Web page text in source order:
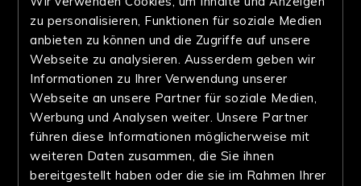
zu personalisieren, Funktionen für soziale Medien
anbieten zu können und die Zugriffe auf unsere
Webseite zu analysieren. Ausserdem geben wir
Informationen zu Ihrer Verwendung unserer
Webseite an unsere Partner für soziale Medien,
Werbung und Analysen weiter. Unsere Partner
führen diese Informationen möglicherweise mit
weiteren Daten zusammen, die Sie ihnen
bereitgestellt haben oder die sie im Rahmen Ihrer